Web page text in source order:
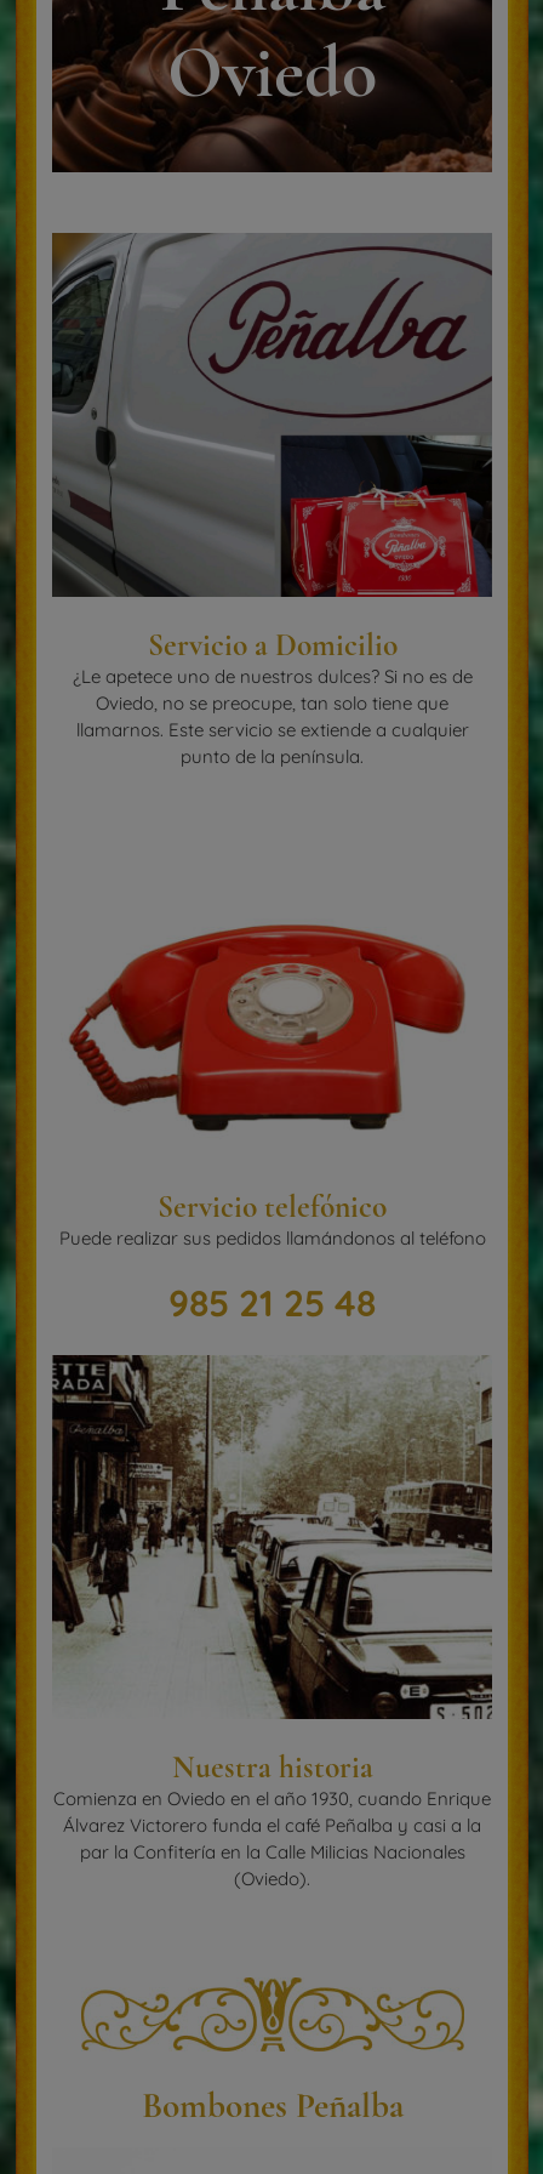
Bombones Peñalba
Productos Navideños
Otros productos
Servicios
Nuestra historia
Contacto y localizacion
Turrones
Servicio a Domicilio
¿Le apetece uno de nuestros dulces? Si no es de
Oviedo, no se preocupe, tan solo tiene que
llamarnos. Este servicio se extiende a cualquier
punto de la península.
Servicio telefónico
Puede realizar sus pedidos llamándonos al teléfono
985 21 25 48
Nuestra historia
Comienza en Oviedo en el año 1930, cuando Enrique
Álvarez Victorero funda el café Peñalba y casi a la
par la Confitería en la Calle Milicias Nacionales
(Oviedo).
Bombones Peñalba